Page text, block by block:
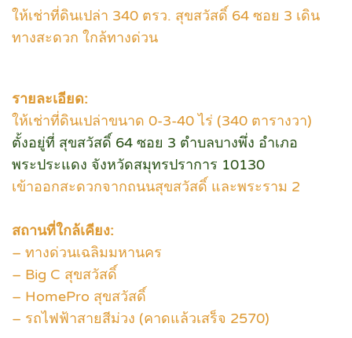
ให้เช่าที่ดินเปล่า 340 ตรว. สุขสวัสดิ์ 64 ซอย 3 เดิน
ทางสะดวก ใกล้ทางด่วน
รายละเอียด:
ให้เช่าที่ดินเปล่าขนาด 0-3-40 ไร่ (340 ตารางวา)
ตั้งอยู่ที่ สุขสวัสดิ์ 64 ซอย 3 ตำบลบางพึ่ง อำเภอ
พระประแดง จังหวัดสมุทรปราการ 10130
เข้าออกสะดวกจากถนนสุขสวัสดิ์ และพระราม 2
สถานที่ใกล้เคียง:
– ทางด่วนเฉลิมมหานคร
– Big C สุขสวัสดิ์
– HomePro สุขสวัสดิ์
– รถไฟฟ้าสายสีม่วง (คาดแล้วเสร็จ 2570)